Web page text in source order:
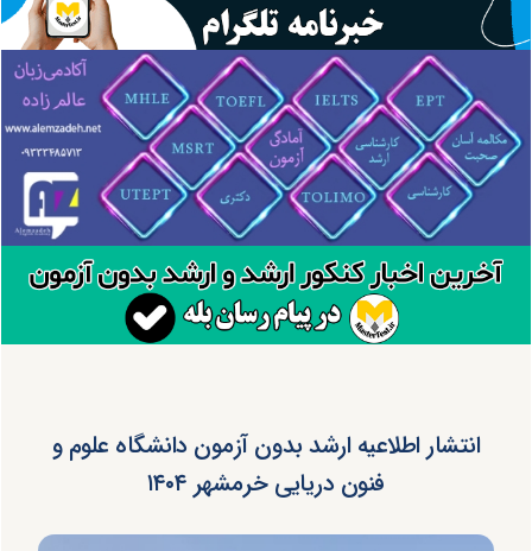
انتشار اطلاعیه ارشد بدون آزمون دانشگاه علوم و
فنون دریایی خرمشهر ۱۴۰۴